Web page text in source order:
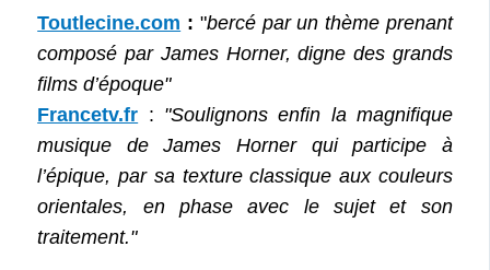
Toutlecine.com : "bercé par un thème prenant
composé par James Horner, digne des grands
films d’époque"
Francetv.fr : "Soulignons enfin la magnifique
musique de James Horner qui participe à
l’épique, par sa texture classique aux couleurs
orientales, en phase avec le sujet et son
traitement."